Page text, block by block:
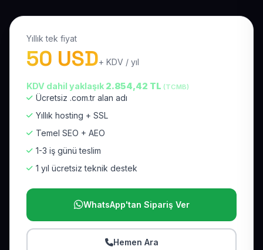
Yıllık tek fiyat
50 USD+ KDV / yıl
KDV dahil yaklaşık 2.854,42 TL (TCMB)
Ücretsiz .com.tr alan adı
Yıllık hosting + SSL
Temel SEO + AEO
1-3 iş günü teslim
1 yıl ücretsiz teknik destek
WhatsApp'tan Sipariş Ver
Hemen Ara